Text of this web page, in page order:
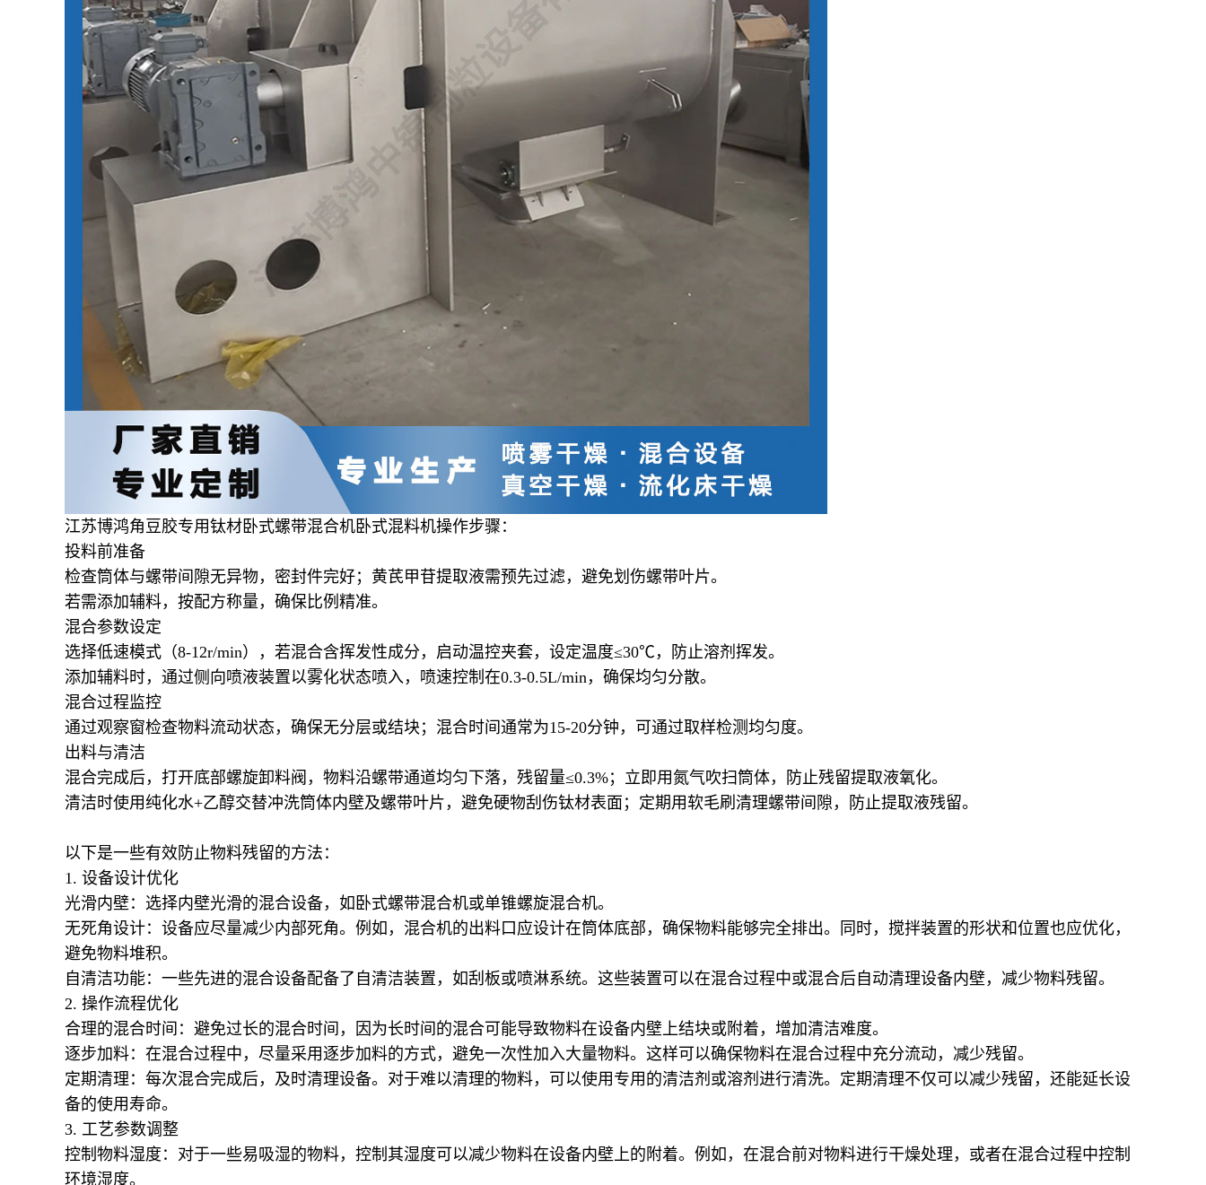
江苏博鸿角豆胶专用钛材卧式螺带混合机卧式混料机操作步骤：
投料前准备
检查筒体与螺带间隙无异物，密封件完好；黄芪甲苷提取液需预先过滤，避免划伤螺带叶片。
若需添加辅料，按配方称量，确保比例精准。
混合参数设定
选择低速模式（8-12r/min），若混合含挥发性成分，启动温控夹套，设定温度≤30℃，防止溶剂挥发。
添加辅料时，通过侧向喷液装置以雾化状态喷入，喷速控制在0.3-0.5L/min，确保均匀分散。
混合过程监控
通过观察窗检查物料流动状态，确保无分层或结块；混合时间通常为15-20分钟，可通过取样检测均匀度。
出料与清洁
混合完成后，打开底部螺旋卸料阀，物料沿螺带通道均匀下落，残留量≤0.3%；立即用氮气吹扫筒体，防止残留提取液氧化。
清洁时使用纯化水+乙醇交替冲洗筒体内壁及螺带叶片，避免硬物刮伤钛材表面；定期用软毛刷清理螺带间隙，防止提取液残留。
以下是一些有效防止物料残留的方法：
1. 设备设计优化
光滑内壁：选择内壁光滑的混合设备，如卧式螺带混合机或单锥螺旋混合机。
无死角设计：设备应尽量减少内部死角。例如，混合机的出料口应设计在筒体底部，确保物料能够完全排出。同时，搅拌装置的形状和位置也应优化，
避免物料堆积。
自清洁功能：一些先进的混合设备配备了自清洁装置，如刮板或喷淋系统。这些装置可以在混合过程中或混合后自动清理设备内壁，减少物料残留。
2. 操作流程优化
合理的混合时间：避免过长的混合时间，因为长时间的混合可能导致物料在设备内壁上结块或附着，增加清洁难度。
逐步加料：在混合过程中，尽量采用逐步加料的方式，避免一次性加入大量物料。这样可以确保物料在混合过程中充分流动，减少残留。
定期清理：每次混合完成后，及时清理设备。对于难以清理的物料，可以使用专用的清洁剂或溶剂进行清洗。定期清理不仅可以减少残留，还能延长设
备的使用寿命。
3. 工艺参数调整
控制物料湿度：对于一些易吸湿的物料，控制其湿度可以减少物料在设备内壁上的附着。例如，在混合前对物料进行干燥处理，或者在混合过程中控制
环境湿度。